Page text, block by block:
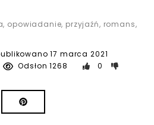
, opowiadanie, przyjaźń, romans,
17 marca 2021
Odsłon 1268 0